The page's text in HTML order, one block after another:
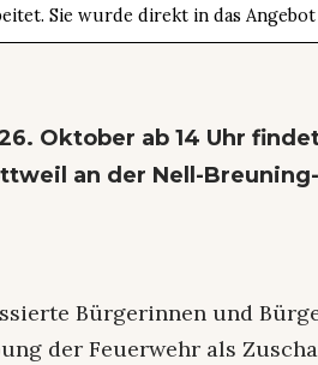
Sie wurde direkt in das
Oktober ab 14 Uhr
an der Nell-
Bürgerinnen und
der Feuerwehr als